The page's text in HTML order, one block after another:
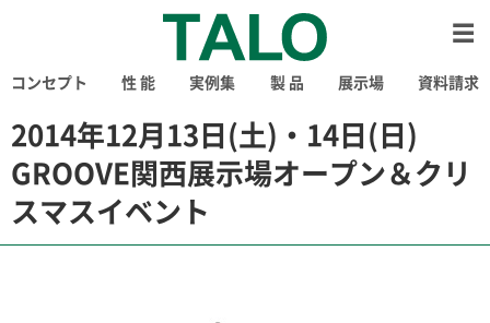
コンセプト 性 能 実例集 製 品 展示場 資料請求
2014年12月13日(土)・14日(日)
GROOVE関西展示場オープン＆クリ
スマスイベント